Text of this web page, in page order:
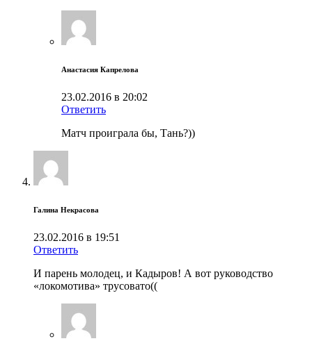
Анастасия Капрелова
23.02.2016 в 20:02
Ответить
Матч проиграла бы, Тань?))
Галина Некрасова
23.02.2016 в 19:51
Ответить
И парень молодец, и Кадыров! А вот руководство
«локомотива» трусовато((